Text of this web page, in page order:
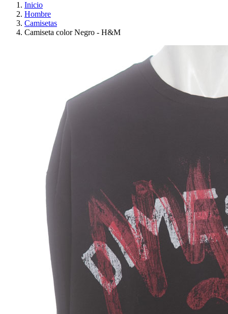
Inicio
Hombre
Camisetas
Camiseta color Negro - H&M